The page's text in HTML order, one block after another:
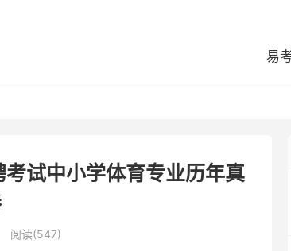
易
试中小学体育专业历年真
阅读(547)